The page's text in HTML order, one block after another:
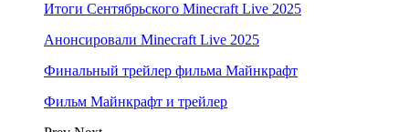
Итоги Сентябрьского Minecraft Live 2025
Анонсировали Minecraft Live 2025
Финальный трейлер фильма Майнкрафт
Фильм Майнкрафт и трейлер